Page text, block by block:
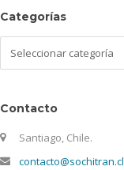
Categorías
Contacto
Santiago, Chile.
contacto@sochitran.cl